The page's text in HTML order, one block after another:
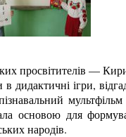
просвітителів —
ігри,
основою для
народів.